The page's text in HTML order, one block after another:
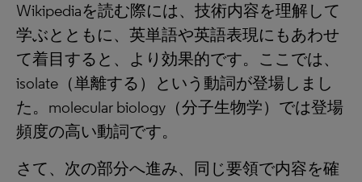
Wikipediaを読む際には、技術内容を理解して
学ぶとともに、英単語や英語表現にもあわせ
て着目すると、より効果的です。ここでは、
isolate（単離する）という動詞が登場しまし
た。molecular biology（分子生物学）では登場
頻度の高い動詞です。
さて、次の部分へ進み、同じ要領で内容を確